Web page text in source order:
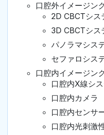
口腔外イメージン
2D CBCTシス
3D CBCTシス
パノラマシス
セファロシス
口腔内イメージン
口腔内X線シ
口腔内カメラ
口腔内センサ
口腔内光刺激